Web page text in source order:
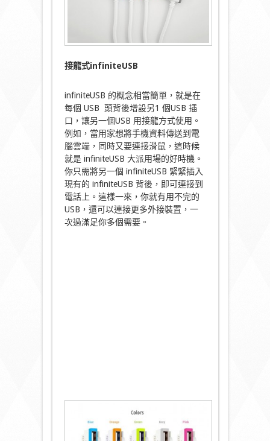
接龍式infiniteUSB
infiniteUSB 的概念相當簡單，就是在
每個 USB 頭背後增設另1 個USB 插
口，讓另一個USB 用接龍方式使用。
例如，當用家想將手機資料傳送到電
腦雲端，同時又要連接滑鼠，這時候
就是 infiniteUSB 大派用場的好時機。
你只需將另一個 infiniteUSB 緊緊插入
現有的 infiniteUSB 背後，即可連接到
電話上。這樣一來，你就有用不完的
USB，還可以連接更多外接裝置，一
次過滿足你多個需要。